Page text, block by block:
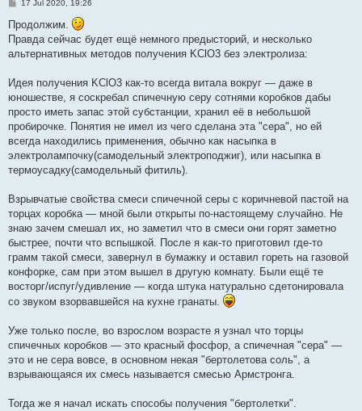
P
s
t
17 Jul 2020, 19:26
Продолжим.
Правда сейчас будет ещё немного предысторий, и несколько
альтернативных методов получения KClO3 без электролиза:
Идея получения KClO3 как-то всегда витала вокруг — даже в
юношестве, я соскребал спичечную серу сотнями коробков дабы
просто иметь запас этой субстанции, хранил её в небольшой
пробирочке. Понятия не имел из чего сделана эта "сера", но ей
всегда находились применения, обычно как насыпка в
электролампочку(самодельный электроподжиг), или насыпка в
термоусадку(самодельный фитиль).
Взрывчатые свойства смеси спичечной серы с коричневой пастой на
торцах коробка — мной были открыты по-настоящему случайно. Не
знаю зачем смешал их, но заметил что в смеси они горят заметно
быстрее, почти что вспышкой. После я как-то приготовил где-то
грамм такой смеси, завернул в бумажку и оставил гореть на газовой
конфорке, сам при этом вышел в другую комнату. Были ещё те
восторг/испуг/удивление — когда штука натурально сдетонировала
со звуком взорвавшейся на кухне гранаты.
Уже только после, во взрослом возрасте я узнал что торцы
спичечных коробков — это красный фосфор, а спичечная "сера" —
это и не сера вовсе, в основном некая "бертолетова соль", а
взрывающаяся их смесь называется смесью Армстронга.
Тогда же я начал искать способы получения "бертолетки".